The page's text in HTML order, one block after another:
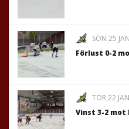
SÖN 25
Förlust 0-2
TOR 22
Vinst 3-2 mot